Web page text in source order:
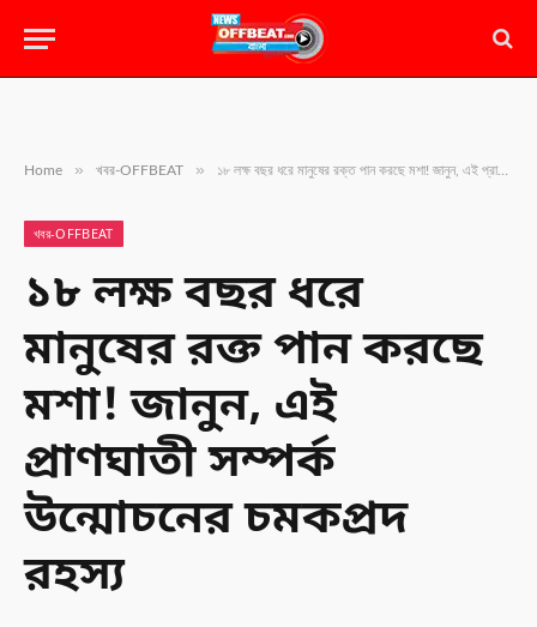
Home » খবর-OFFBEAT » ১৮ লক্ষ বছর ধরে মানুষের রক্ত পান করছে মশা! জানুন, এই প্রাণঘাতী সম্পর্ক উন্মোচনের চমকপ্রদ রহস্য
খবর-OFFBEAT
১৮ লক্ষ বছর ধরে
মানুষের রক্ত পান করছে
মশা! জানুন, এই
প্রাণঘাতী সম্পর্ক
উন্মোচনের চমকপ্রদ
রহস্য